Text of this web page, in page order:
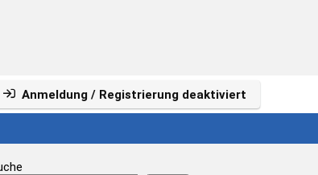
Anmeldung / Registrierung deaktiviert